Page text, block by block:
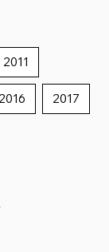
2011
2016 2017